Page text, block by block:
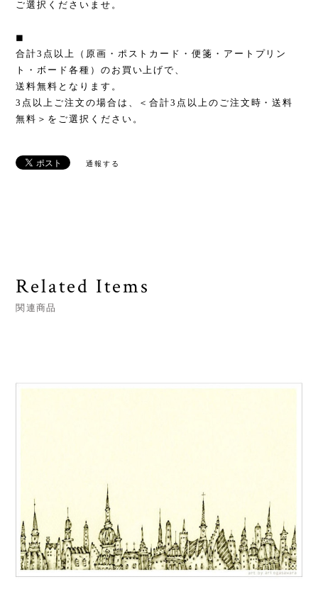
ご選択くださいませ。
◼︎
合計3点以上（原画・ポストカード・便箋・アートプリン
ト・ボード各種）のお買い上げで、
送料無料となります。
3点以上ご注文の場合は、＜合計3点以上のご注文時・送料
無料＞をご選択ください。
通報する
Related Items
関連商品